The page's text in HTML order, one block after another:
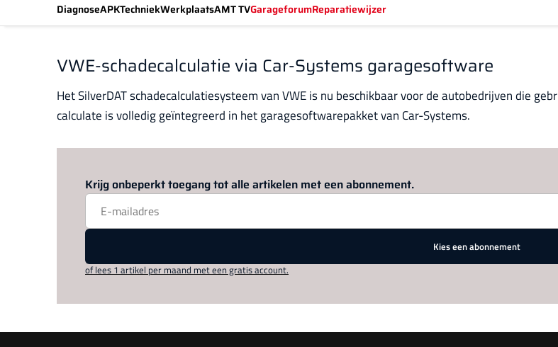
DiagnoseAPKTechniekWerkplaatsAMT TVGarageforumReparatiewijzer
VWE-schadecalculatie via Car-Systems garagesoftware
Het SilverDAT schadecalculatiesysteem van VWE is nu beschikbaar voor de autobedrijven die
calculate is volledig geïntegreerd in het garagesoftwarepakket van Car-Systems.
Krijg onbeperkt toegang tot alle artikelen met een abonnement.
Kies een abonnement
of lees 1 artikel per maand met een gratis account.